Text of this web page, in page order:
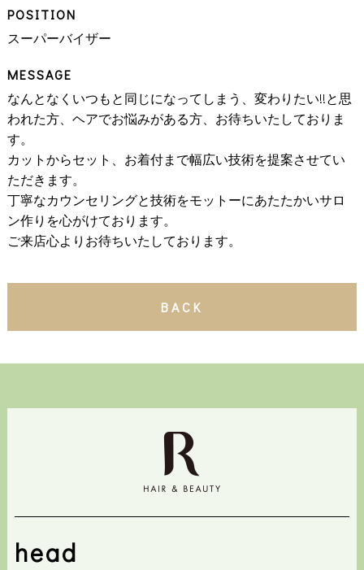
POSITION
スーパーバイザー
MESSAGE
なんとなくいつもと同じになってしまう、変わりたい!!と思
われた方、ヘアでお悩みがある方、お待ちいたしておりま
す。
カットからセット、お着付まで幅広い技術を提案させてい
ただきます。
丁寧なカウンセリングと技術をモットーにあたたかいサロ
ン作りを心がけております。
ご来店心よりお待ちいたしております。
BACK
head